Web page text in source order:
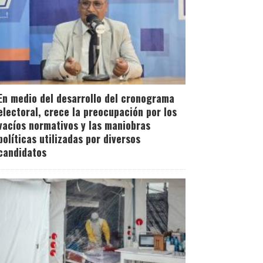
medio del desarrollo del cronograma
crece la preocupación por los
normativos y las maniobras
utilizadas por diversos